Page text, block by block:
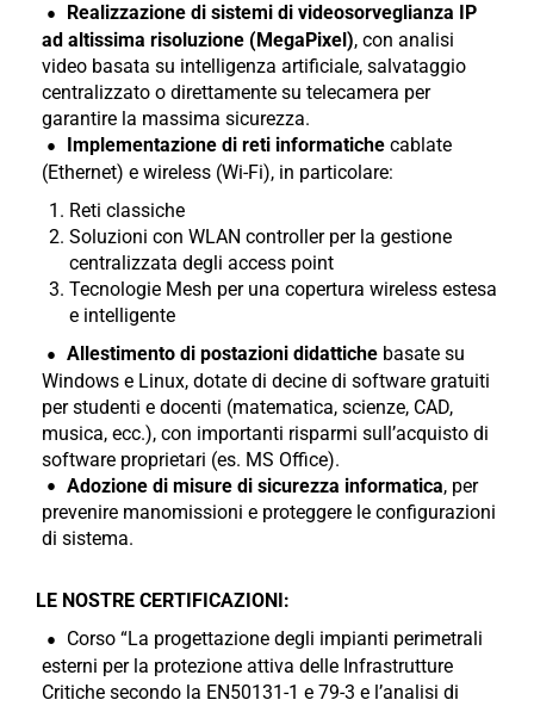
Realizzazione di sistemi di videosorveglianza IP
ad altissima risoluzione (MegaPixel), con analisi
video basata su intelligenza artificiale, salvataggio
centralizzato o direttamente su telecamera per
garantire la massima sicurezza.
Implementazione di reti informatiche cablate
(Ethernet) e wireless (Wi-Fi), in particolare:
Reti classiche
Soluzioni con WLAN controller per la gestione
centralizzata degli access point
Tecnologie Mesh per una copertura wireless estesa
e intelligente
Allestimento di postazioni didattiche basate su
Windows e Linux, dotate di decine di software gratuiti
per studenti e docenti (matematica, scienze, CAD,
musica, ecc.), con importanti risparmi sull’acquisto di
software proprietari (es. MS Office).
Adozione di misure di sicurezza informatica, per
prevenire manomissioni e proteggere le configurazioni
di sistema.
LE NOSTRE CERTIFICAZIONI:
Corso “La progettazione degli impianti perimetrali
esterni per la protezione attiva delle Infrastrutture
Critiche secondo la EN50131-1 e 79-3 e l’analisi di